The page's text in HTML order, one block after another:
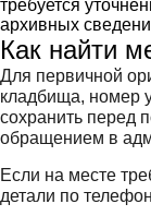
требуется
архивных
Как найти
Для первичной
кладбища, номер
сохранить перед
обращением в
Если на месте
детали по